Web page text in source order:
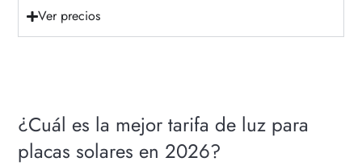
Ver precios
¿Cuál es la mejor tarifa de luz para
placas solares en 2026?